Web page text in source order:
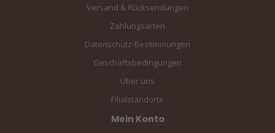
Versand & Rücksendungen
Zahlungsarten
Datenschutz-Bestimmungen
Geschäftsbedingungen
Über uns
Filialstandorte
Mein Konto